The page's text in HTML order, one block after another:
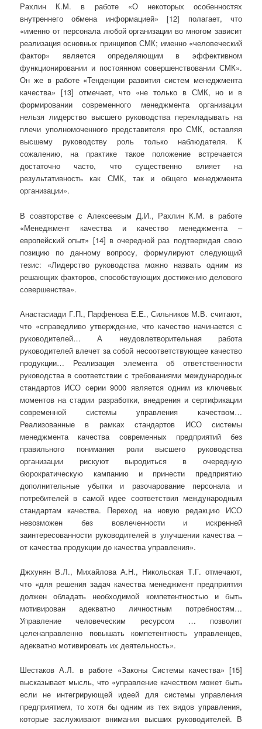
Рахлин К.М. в работе «О некоторых особенностях
внутреннего обмена информацией» [12] полагает, что
«именно от персонала любой организации во многом зависит
реализация основных принципов СМК; именно «человеческий
фактор» является определяющим в эффективном
функционировании и постоянном совершенствовании СМК».
Он же в работе «Тенденции развития систем менеджмента
качества» [13] отмечает, что «не только в СМК, но и в
формировании современного менеджмента организации
нельзя лидерство высшего руководства перекладывать на
плечи уполномоченного представителя про СМК, оставляя
высшему руководству роль только наблюдателя. К
сожалению, на практике такое положение встречается
достаточно часто, что существенно влияет на
результативность как СМК, так и общего менеджмента
организации».
В соавторстве с Алексеевым Д.И., Рахлин К.М. в работе
«Менеджмент качества и качество менеджмента –
европейский опыт» [14] в очередной раз подтверждая свою
позицию по данному вопросу, формулируют следующий
тезис: «Лидерство руководства можно назвать одним из
решающих факторов, способствующих достижению делового
совершенства».
Анастасиади Г.П., Парфенова Е.Е., Сильников М.В. считают,
что «справедливо утверждение, что качество начинается с
руководителей… А неудовлетворительная работа
руководителей влечет за собой несоответствующее качество
продукции… Реализация элемента об ответственности
руководства в соответствии с требованиями международных
стандартов ИСО серии 9000 является одним из ключевых
моментов на стадии разработки, внедрения и сертификации
современной системы управления качеством…
Реализованные в рамках стандартов ИСО системы
менеджмента качества современных предприятий без
правильного понимания роли высшего руководства
организации рискуют выродиться в очередную
бюрократическую кампанию и принести предприятию
дополнительные убытки и разочарование персонала и
потребителей в самой идее соответствия международным
стандартам качества. Переход на новую редакцию ИСО
невозможен без вовлеченности и искренней
заинтересованности руководителей в улучшении качества –
от качества продукции до качества управления».
Джхунян В.Л., Михайлова А.Н., Никольская Т.Г. отмечают,
что «для решения задач качества менеджмент предприятия
должен обладать необходимой компетентностью и быть
мотивирован адекватно личностным потребностям…
Управление человеческим ресурсом … позволит
целенаправленно повышать компетентность управленцев,
адекватно мотивировать их деятельность».
Шестаков А.Л. в работе «Законы Системы качества» [15]
высказывает мысль, что «управление качеством может быть
если не интегрирующей идеей для системы управления
предприятием, то хотя бы одним из тех видов управления,
которые заслуживают внимания высших руководителей. В